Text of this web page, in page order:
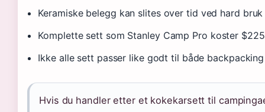
Keramiske belegg kan slites over tid ved hard bruk
Komplette sett som Stanley Camp Pro koster $225
Ikke alle sett passer like godt til både
Hvis du handler etter et kokekarsett til